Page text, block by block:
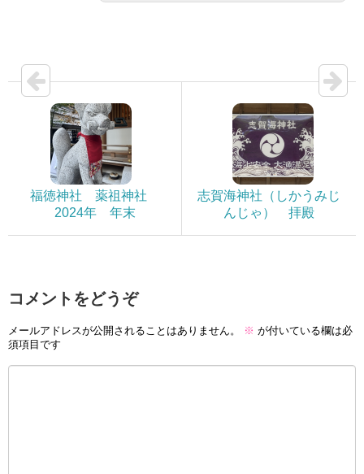
福徳神社 薬祖神社
2024年 年末
志賀海神社（しかうみじ
んじゃ） 拝殿
コメントをどうぞ
メールアドレスが公開されることはありません。 ※ が付いている欄は必
須項目です